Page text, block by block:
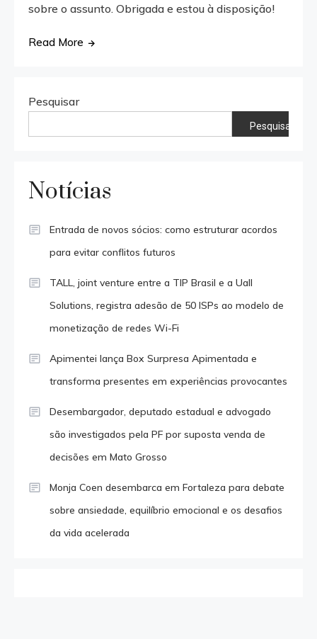
sobre o assunto. Obrigada e estou à disposição!
Read More
Pesquisar
Pesquisar
Notícias
Entrada de novos sócios: como estruturar acordos
para evitar conflitos futuros
TALL, joint venture entre a TIP Brasil e a Uall
Solutions, registra adesão de 50 ISPs ao modelo de
monetização de redes Wi-Fi
Apimentei lança Box Surpresa Apimentada e
transforma presentes em experiências provocantes
Desembargador, deputado estadual e advogado
são investigados pela PF por suposta venda de
decisões em Mato Grosso
Monja Coen desembarca em Fortaleza para debate
sobre ansiedade, equilíbrio emocional e os desafios
da vida acelerada